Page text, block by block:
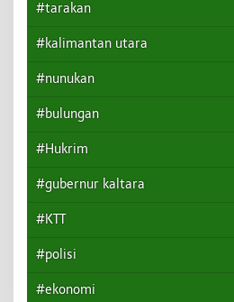
#tarakan
#kalimantan utara
#nunukan
#bulungan
#Hukrim
#gubernur kaltara
#KTT
#polisi
#ekonomi